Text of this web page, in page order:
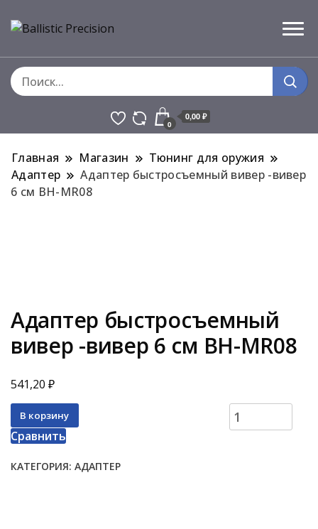
0
0,00 ₽
Главная Магазин
Тюнинг для оружия
Адаптер
Адаптер быстросъемный вивер -вивер
6 см BH-MR08
Адаптер быстросъемный
вивер -вивер 6 см BH-MR08
541,20 ₽
Количество
товара
Адаптер
быстросъемный
В корзину
Сравнить
КАТЕГОРИЯ: АДАПТЕР